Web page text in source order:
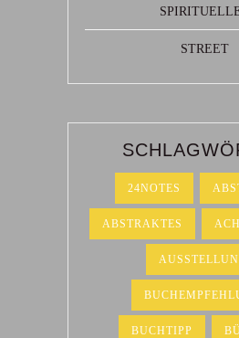
STREET
24NOTES
ABSTRAKTES
BUCHTIPP